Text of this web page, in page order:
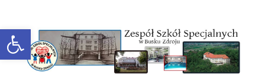
Otwórz pasek narzędzi
treści